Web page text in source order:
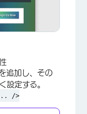
追加し、その
設定する。
... />